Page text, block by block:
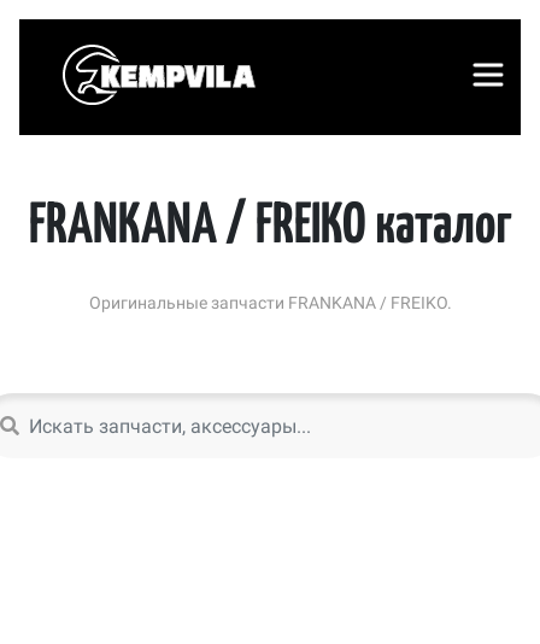
FRANKANA / FREIKO каталог
Оригинальные запчасти FRANKANA / FREIKO.